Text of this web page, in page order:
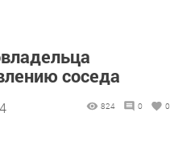
соседа
824 0 0